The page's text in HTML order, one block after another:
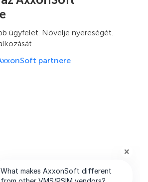
ügyfelet. Növelje nyereségét.
partnere